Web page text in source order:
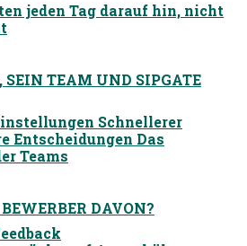
jeden Tag darauf hin, nicht
SEIN TEAM UND SIPGATE
Schnellerer
Entscheidungen Das
Teams
DAVON?